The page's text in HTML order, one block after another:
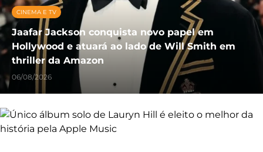
CINEMA E TV
Jaafar Jackson conquista novo papel em
Hollywood e atuará ao lado de Will Smith em
thriller da Amazon
06/08/2026